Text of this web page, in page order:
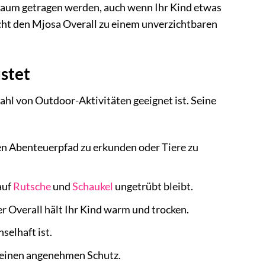
getragen werden, auch wenn Ihr Kind etwas
den Mjosa Overall zu einem unverzichtbaren
von Outdoor-Aktivitäten geeignet ist. Seine
Abenteuerpfad zu erkunden oder Tiere zu
RutscheundSchaukel ungetrübt bleibt.
Overall hält Ihr Kind warm und trocken.
ist.
angenehmen Schutz.